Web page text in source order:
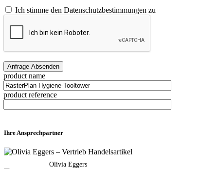
Ich stimme den Datenschutzbestimmungen zu
product name
product reference
Ihre Ansprechpartner
Olivia Eggers